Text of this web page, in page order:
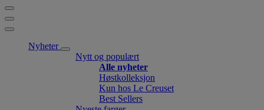
Nyheter
Nytt og populært
Alle nyheter
Høstkolleksjon
Kun hos Le Creuset
Best Sellers